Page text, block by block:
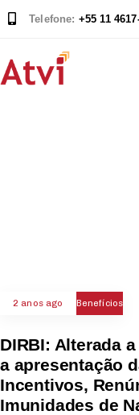
Telefone: +55 11
2 anos ago Benefícios
DIRBI: Alterada
a apresentação
Incentivos,
Imunidades de